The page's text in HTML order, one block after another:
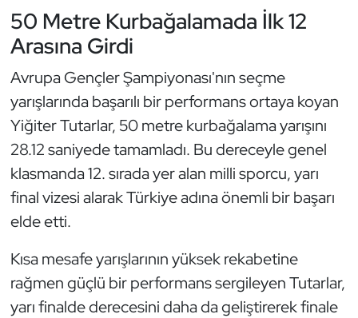
50 Metre Kurbağalamada İlk 12
Arasına Girdi
Avrupa Gençler Şampiyonası'nın seçme
yarışlarında başarılı bir performans ortaya koyan
Yiğiter Tutarlar, 50 metre kurbağalama yarışını
28.12 saniyede tamamladı. Bu dereceyle genel
klasmanda 12. sırada yer alan milli sporcu, yarı
final vizesi alarak Türkiye adına önemli bir başarı
elde etti.
Kısa mesafe yarışlarının yüksek rekabetine
rağmen güçlü bir performans sergileyen Tutarlar,
yarı finalde derecesini daha da geliştirerek finale
Golf
Güreş
Halter
Hava Sporları
Hentbol
İşitme Engelli Sporcular
Judo ve Kuraş
Kano ve Rafting